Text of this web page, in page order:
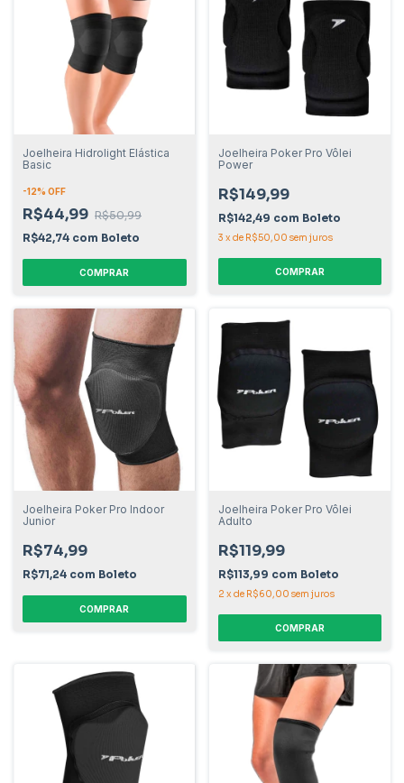
Joelheira Hidrolight Elástica
Basic
-12% OFF
R$44,99 R$50,99
R$42,74 com Boleto
COMPRAR
Joelheira Poker Pro Vôlei
Power
R$149,99
R$142,49 com Boleto
3 x de R$50,00 sem juros
COMPRAR
Joelheira Poker Pro Indoor
Junior
R$74,99
R$71,24 com Boleto
COMPRAR
Joelheira Poker Pro Vôlei
Adulto
R$119,99
R$113,99 com Boleto
2 x de R$60,00 sem juros
COMPRAR